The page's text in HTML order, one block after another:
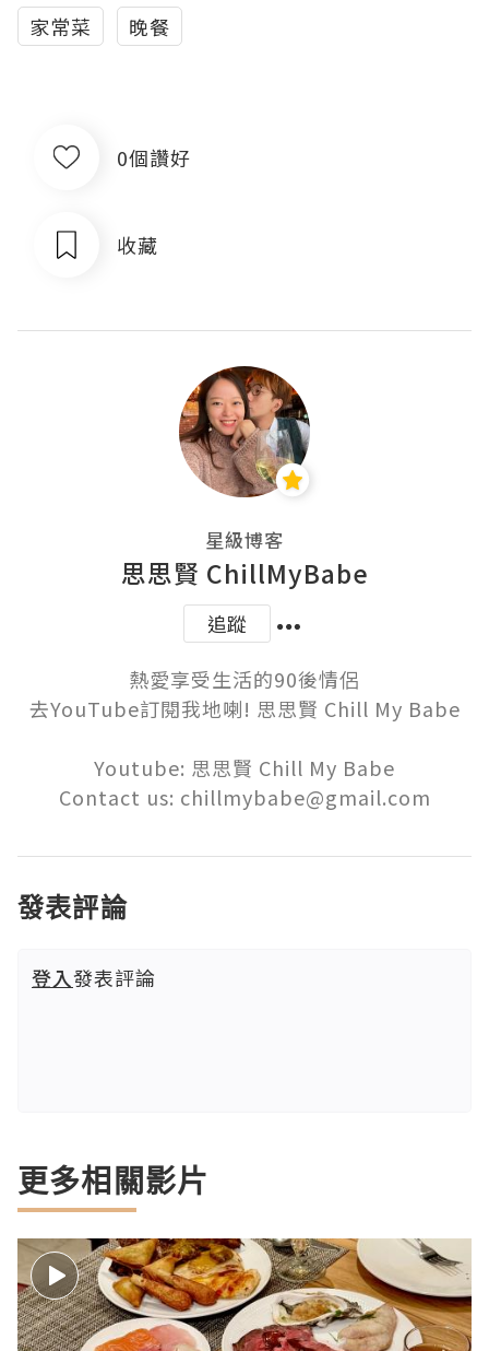
家常菜 晚餐
0個讚好
收藏
星級博客
思思賢 ChillMyBabe
追蹤
熱愛享受生活的90後情侶
去YouTube訂閱我地喇! 思思賢 Chill My Babe
Youtube: 思思賢 Chill My Babe
Contact us: chillmybabe@gmail.com
發表評論
登入發表評論
更多相關影片